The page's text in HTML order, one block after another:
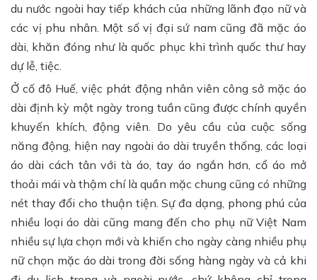
du nước ngoài hay tiếp khách của những lãnh đạo nữ và
các vị phu nhân. Một số vị đại sứ nam cũng đã mặc áo
dài, khăn đóng như là quốc phục khi trình quốc thư hay
dự lễ, tiệc.
Ở cố đô Huế, việc phát động nhân viên công sở mặc áo
dài định kỳ một ngày trong tuần cũng được chính quyền
khuyến khích, động viên. Do yêu cầu của cuộc sống
năng động, hiện nay ngoài áo dài truyền thống, các loại
áo dài cách tân với tà áo, tay áo ngắn hơn, cổ áo mở
thoải mái và thậm chí là quần mặc chung cũng có những
nét thay đổi cho thuận tiện. Sự đa dạng, phong phú của
nhiều loại áo dài cũng mang đến cho phụ nữ Việt Nam
nhiều sự lựa chọn mới và khiến cho ngày càng nhiều phụ
nữ chọn mặc áo dài trong đời sống hàng ngày và cả khi